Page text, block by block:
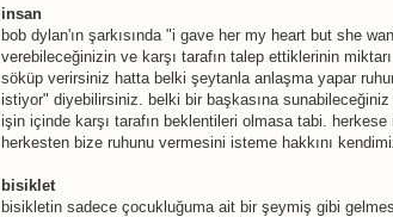
insan
bob dylan'ın şarkısında "i gave her my heart but she
verebileceğinizin ve karşı tarafın talep ettiklerinin
söküp verirsiniz hatta belki şeytanla anlaşma yapar
istiyor" diyebilirsiniz. belki bir başkasına
işin içinde karşı tarafın beklentileri olmasa tabi.
herkesten bize ruhunu vermesini isteme hakkını
bisiklet
bisikletin sadece çocukluğuma ait bir şeymiş gibi